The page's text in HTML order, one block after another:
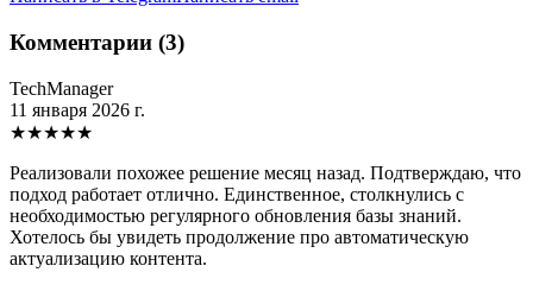
Комментарии (3)
TechManager
11 января 2026 г.
★★★★★
Реализовали похожее решение месяц назад. Подтверждаю, что
подход работает отлично. Единственное, столкнулись с
необходимостью регулярного обновления базы знаний.
Хотелось бы увидеть продолжение про автоматическую
актуализацию контента.